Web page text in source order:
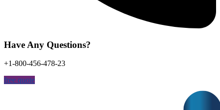
Have Any Questions?
+1-800-456-478-23
free quote